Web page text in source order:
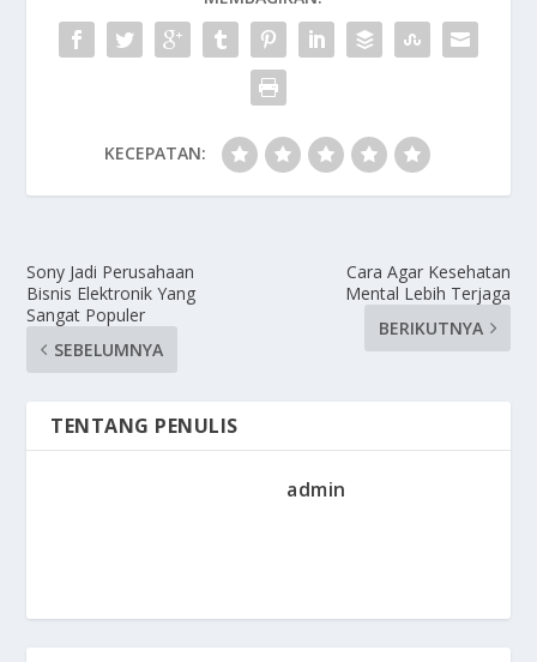
KECEPATAN:
Sony Jadi Perusahaan
Bisnis Elektronik Yang
Sangat Populer
SEBELUMNYA
Cara Agar Kesehatan
Mental Lebih Terjaga
BERIKUTNYA
TENTANG PENULIS
admin